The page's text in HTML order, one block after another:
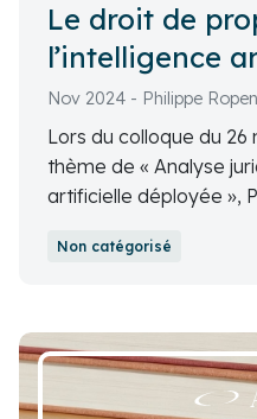
Le droit de
l’intelligence
Nov 2024 - Philippe
Lors du colloque du
thème de « Analyse
artificielle déployée »,
pensée propriétariste
Non catégorisé